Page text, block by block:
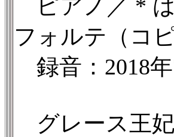
ピアノ／ * は
フォルテ（コ
録音：2018年
グレース王